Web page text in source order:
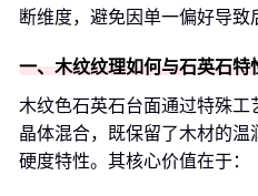
断维度，避免因单一偏好导致
一、木纹纹理如何与石英石特
木纹色石英石台面通过特殊
晶体混合，既保留了木材的
硬度特性。其核心价值在于：